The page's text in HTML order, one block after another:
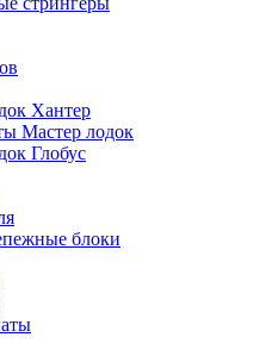
Хантер
Мастер лодок
Глобус
блоки